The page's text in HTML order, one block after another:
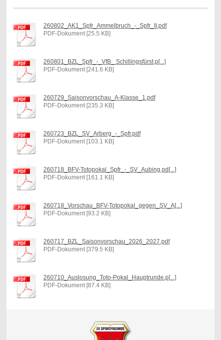
260802_AK1_Spfr_Ammelbruch_-_Spfr_II.pdf
PDF-Dokument [25.5 KB]
260801_BZL_Spfr_-_VfB_ Schillingsfürst.p[...]
PDF-Dokument [241.6 KB]
260729_Saisonvorschau_A-Klasse_1.pdf
PDF-Dokument [235.3 KB]
260723_BZL_SV_Arberg_-_Spfr.pdf
PDF-Dokument [103.1 KB]
260718_BFV-Totopokal_Spfr_-_SV_Aubing.pd[...]
PDF-Dokument [161.1 KB]
260718_Vorschau_BFV-Totopokal_gegen_SV_A[...]
PDF-Dokument [93.2 KB]
260717_BZL_Saisonvorschau_2026_2027.pdf
PDF-Dokument [379.5 KB]
260710_Auslosung_Toto-Pokal_Hauptrunde.p[...]
PDF-Dokument [87.4 KB]